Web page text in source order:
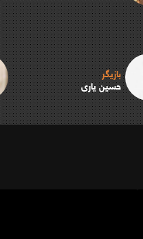
بازیگر
حسین یاری